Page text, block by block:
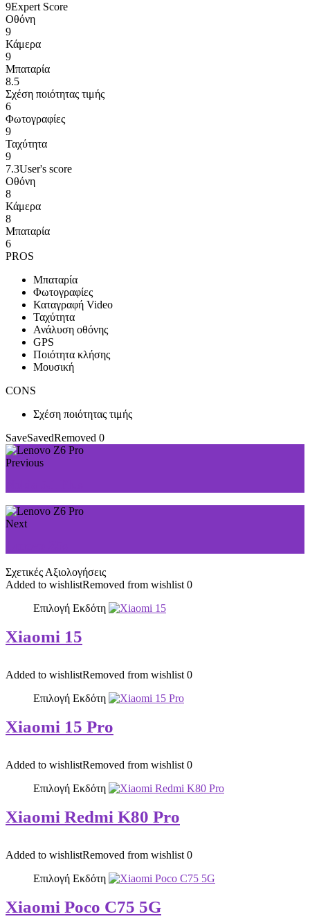
9Expert Score
Οθόνη
9
Κάμερα
9
Μπαταρία
8.5
Σχέση ποιότητας τιμής
6
Φωτογραφίες
9
Ταχύτητα
9
7.3User's score
Οθόνη
8
Κάμερα
8
Μπαταρία
6
PROS
Μπαταρία
Φωτογραφίες
Καταγραφή Video
Ταχύτητα
Ανάλυση οθόνης
GPS
Ποιότητα κλήσης
Μουσική
CONS
Σχέση ποιότητας τιμής
SaveSavedRemoved 0
Previous
Next
Σχετικές Αξιολογήσεις
Added to wishlistRemoved from wishlist 0
Επιλογή Εκδότη
Xiaomi 15
Added to wishlistRemoved from wishlist 0
Επιλογή Εκδότη
Xiaomi 15 Pro
Added to wishlistRemoved from wishlist 0
Επιλογή Εκδότη
Xiaomi Redmi K80 Pro
Added to wishlistRemoved from wishlist 0
Επιλογή Εκδότη
Xiaomi Poco C75 5G